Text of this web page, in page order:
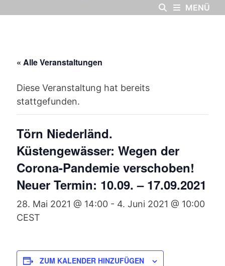
MENÜ
« Alle Veranstaltungen
Diese Veranstaltung hat bereits
stattgefunden.
Törn Niederländ.
Küstengewässer: Wegen der
Corona-Pandemie verschoben!
Neuer Termin: 10.09. – 17.09.2021
28. Mai 2021 @ 14:00 - 4. Juni 2021 @ 10:00
CEST
ZUM KALENDER HINZUFÜGEN